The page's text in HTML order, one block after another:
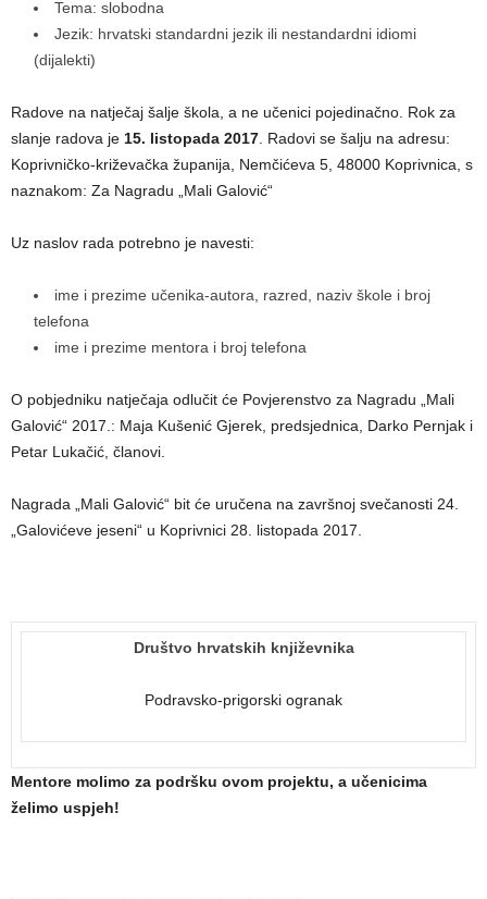
Tema: slobodna
Jezik: hrvatski standardni jezik ili nestandardni idiomi
(dijalekti)
Radove na natječaj šalje škola, a ne učenici pojedinačno. Rok za
slanje radova je 15. listopada 2017. Radovi se šalju na adresu:
Koprivničko-križevačka županija, Nemčićeva 5, 48000 Koprivnica, s
naznakom: Za Nagradu „Mali Galović“
Uz naslov rada potrebno je navesti:
ime i prezime učenika-autora, razred, naziv škole i broj
telefona
ime i prezime mentora i broj telefona
O pobjedniku natječaja odlučit će Povjerenstvo za Nagradu „Mali
Galović“ 2017.: Maja Kušenić Gjerek, predsjednica, Darko Pernjak i
Petar Lukačić, članovi.
Nagrada „Mali Galović“ bit će uručena na završnoj svečanosti 24.
„Galovićeve jeseni“ u Koprivnici 28. listopada 2017.
Društvo hrvatskih književnika
Podravsko-prigorski ogranak
Mentore molimo za podršku ovom projektu, a učenicima
želimo uspjeh!